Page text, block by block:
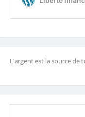
L'argent est la source de